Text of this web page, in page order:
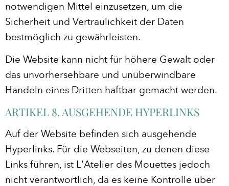
notwendigen Mittel einzusetzen, um die
Sicherheit und Vertraulichkeit der Daten
bestmöglich zu gewährleisten.
Die Website kann nicht für höhere Gewalt oder
das unvorhersehbare und unüberwindbare
Handeln eines Dritten haftbar gemacht werden.
ARTIKEL 8. AUSGEHENDE HYPERLINKS
Auf der Website befinden sich ausgehende
Hyperlinks. Für die Webseiten, zu denen diese
Links führen, ist L'Atelier des Mouettes jedoch
nicht verantwortlich, da es keine Kontrolle über